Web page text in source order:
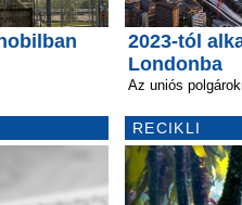
2023-tól
Londonba
Az uniós
RECIKLI